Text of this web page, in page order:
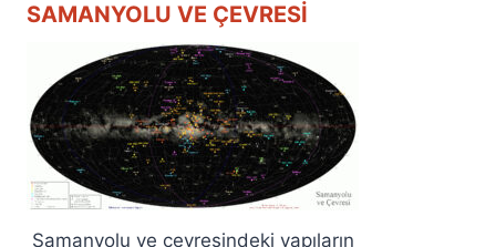
SAMANYOLU VE ÇEVRESI
Samanyolu ve çevresindeki yapıların